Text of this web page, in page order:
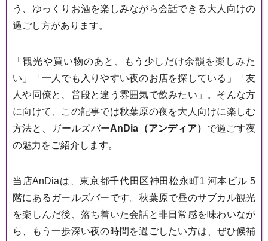
う、ゆっくりお酒を楽しみながら会話できる大人向けの
過ごし方があります。
「観光や買い物のあと、もう少しだけ余韻を楽しみた
い」「一人でも入りやすい夜のお店を探している」「友
人や同僚と、普段と違う雰囲気で飲みたい」。そんな方
に向けて、この記事では秋葉原の夜を大人向けに楽しむ
方法と、ガールズバーAnDia（アンディア） で過ごす夜
の魅力をご紹介します。
当店AnDiaは、東京都千代田区神田松永町1 河本ビル 5
階にあるガールズバーです。秋葉原で昼のサブカル観光
を楽しんだ後、落ち着いた会話と非日常感を味わいなが
ら、もう一歩深い夜の時間を過ごしたい方は、ぜひ候補